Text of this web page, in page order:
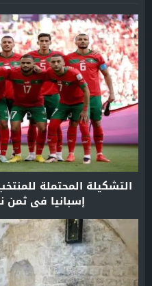
التشكيلة المحتملة
إسبانيا في ثمن